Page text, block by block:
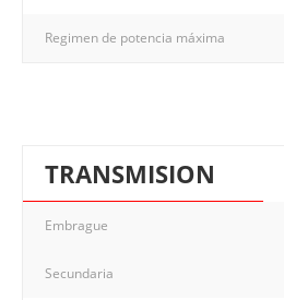
Regimen de potencia máxima
TRANSMISION
Embrague
Secundaria